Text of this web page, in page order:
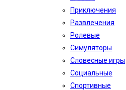
Приключения
Развлечения
Ролевые
Симуляторы
Словесные игры
Социальные
Спортивные